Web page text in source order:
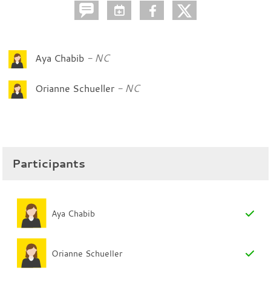
Aya Chabib NC
Orianne Schueller NC
Participants
Aya Chabib
Orianne Schueller